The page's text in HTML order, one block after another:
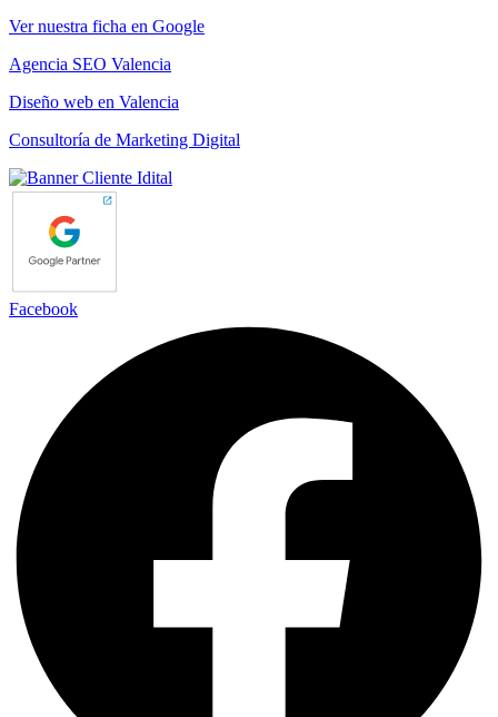
Ver nuestra ficha en Google
Agencia SEO Valencia
Diseño web en Valencia
Consultoría de Marketing Digital
Facebook